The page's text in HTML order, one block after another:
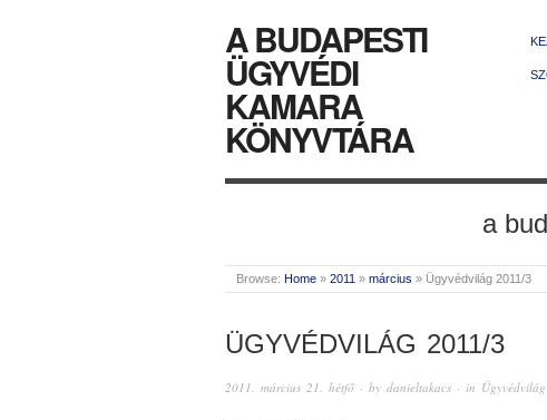
A BUDAPESTI
ÜGYVÉDI
KAMARA
KÖNYVTÁRA
a
Browse: Home » 2011 » március » Ügyvédvilág 2011/3
ÜGYVÉDVILÁG 2011/3
2011. március 21. hétfő · by danieltakacs · in Ügyvédvilág